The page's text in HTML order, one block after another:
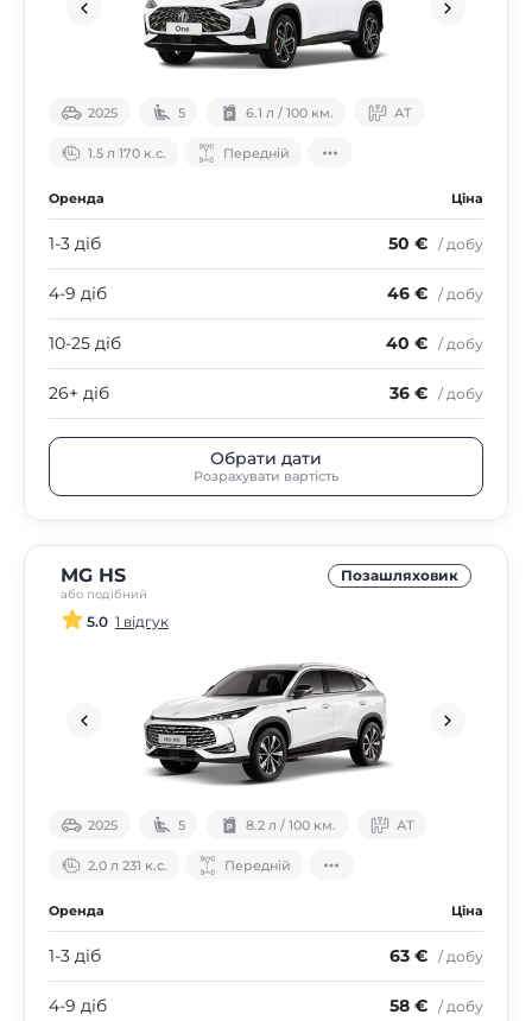
2025 5 6.1 л / 100 км. АТ
1.5 л 170 к.с. Передній
Оренда Ціна
1-3 діб 50 € / добу
4-9 діб 46 € / добу
10-25 діб 40 € / добу
26+ діб 36 € / добу
Обрати дати
Розрахувати вартість
MG HS
або подібний
Позашляховик
5.0 1 відгук
2025 5 8.2 л / 100 км. АТ
2.0 л 231 к.с. Передній
Оренда Ціна
1-3 діб 63 € / добу
4-9 діб 58 € / добу